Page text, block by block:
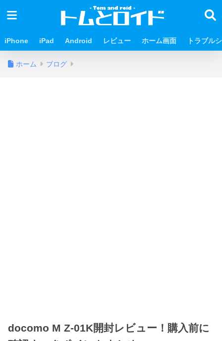
iPhone iPad Android レビュー ホーム画面 トラブル
ホーム ブログ
docomo M Z-01K開封レビュー！購入前に